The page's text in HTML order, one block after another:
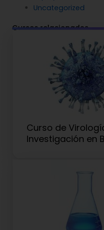
Uncategorized
Cursos relacionados
Curso de
Investigación en